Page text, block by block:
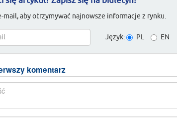
mail, aby otrzymywać najnowsze informacje z rynku.
Język: PL EN
komentarz